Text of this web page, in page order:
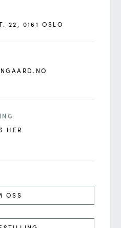
22, 0161 OSLO
HER
OSS